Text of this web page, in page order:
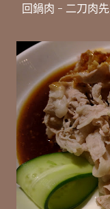
回鍋肉 - 二刀肉